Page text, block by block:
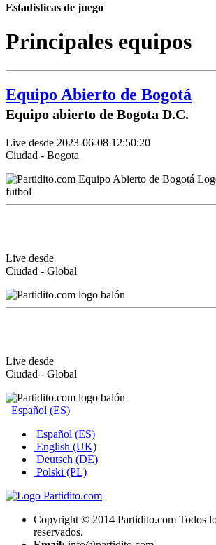
Estadisticas de juego
Principales equipos
Equipo Abierto de Bogotá
Equipo abierto de Bogota D.C.
Live desde 2023-06-08 12:50:20
Ciudad - Bogota
Live desde
Ciudad - Global
Live desde
Ciudad - Global
Español (ES)
Español (ES)
English (UK)
Deutsch (DE)
Polski (PL)
Copyright © 2014 Partidito.com Todos
reservados.